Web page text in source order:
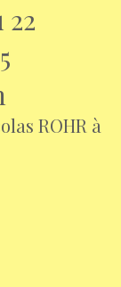
ROHR à